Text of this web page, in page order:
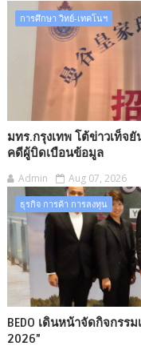
การศึกษา วิทย์-เทคโนฯ
มทร.กรุงเทพ โต้ข่าวเท็จ
คดีผู้บิดเบือนข้อมูล
Admin Aug 07, 2026
ธุรกิจ การค้า การลงทุน
BEDO เดินหน้าจัดกิจกรรมเ
2026”